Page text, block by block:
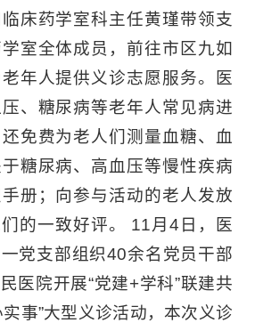
床药学室科主任黄瑾带领支
室全体成员，前往市区九如
年人提供义诊志愿服务。医
、糖尿病等老年人常见病进
免费为老人们测量血糖、血
糖尿病、高血压等慢性疾病
册；向参与活动的老人发放
的一致好评。 11月4日，医
党支部组织40余名党员干部
医院开展“党建+学科”联建共
事”大型义诊活动，本次义诊